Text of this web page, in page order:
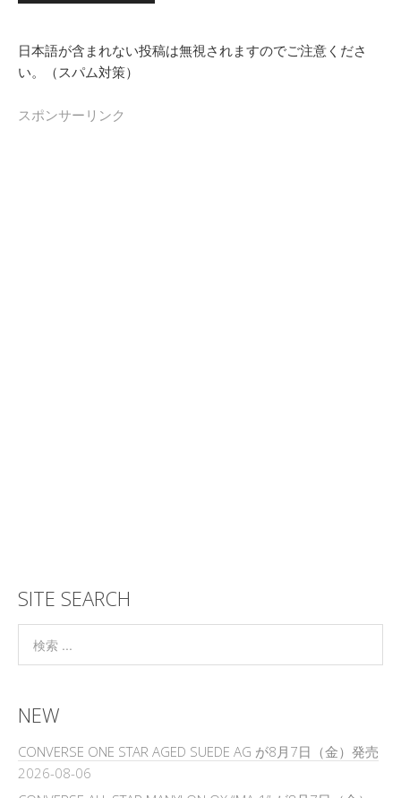
日本語が含まれない投稿は無視されますのでご注意くださ
い。（スパム対策）
スポンサーリンク
SITE SEARCH
NEW
CONVERSE ONE STAR AGED SUEDE AG が8月7日（金）発売
2026-08-06